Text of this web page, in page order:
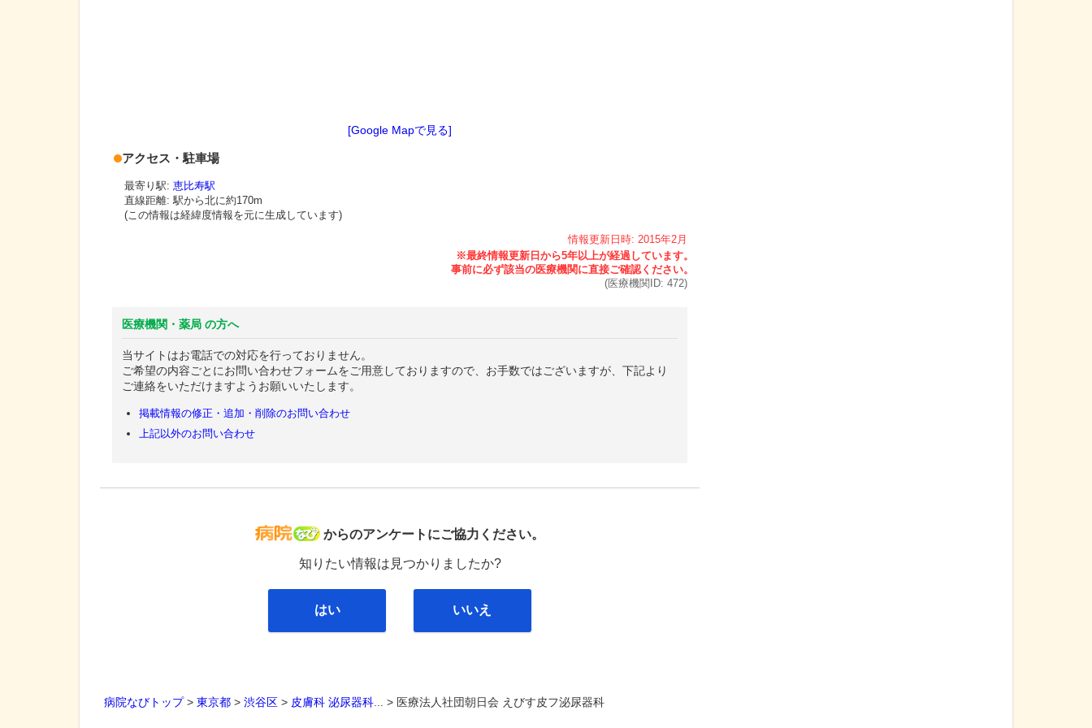
[Google Mapで見る]
アクセス・駐車場
最寄り駅: 恵比寿駅
直線距離: 駅から北に約170m
(この情報は経緯度情報を元に生成しています)
情報更新日時: 2015年2月
(医療機関ID: 472)
医療機関・薬局 の方へ
当サイトはお電話での対応を行っておりません。
ご希望の内容ごとにお問い合わせフォームをご用意しておりますので、お手数ではございますが、下記より
ご連絡をいただけますようお願いいたします。
掲載情報の修正・追加・削除のお問い合わせ
上記以外のお問い合わせ
病院なび
からのアンケートにご協力ください。
知りたい情報は見つかりましたか?
はい いいえ
病院なびトップ> 東京都 > 渋谷区 > 皮膚科 泌尿器科... > 医療法人社団朝日会 えびす皮フ泌尿器科